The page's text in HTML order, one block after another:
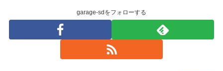
garage-sdをフォローする